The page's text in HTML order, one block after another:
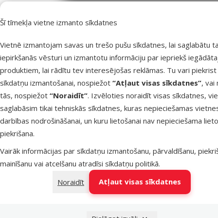
Šī tīmekļa vietne izmanto sīkdatnes
Vietnē izmantojam savas un trešo pušu sīkdatnes, lai saglabātu
iepirkšanās vēsturi un izmantotu informāciju par iepriekš
produktiem, lai rādītu tev interesējošas reklāmas. Tu vari piekrist
sīkdatņu izmantošanai, nospiežot “Atļaut visas sīkdatnes”, vai
tās, nospiežot “Noraidīt”. Izvēloties noraidīt visas sīkdatnes,
saglabāsim tikai tehniskās sīkdatnes, kuras nepieciešamas
darbības nodrošināšanai, un kuru lietošanai nav nepieciešama
piekrišana.
Vairāk informācijas par sīkdatņu izmantošanu, pārvaldīšanu,
mainīšanu vai atcelšanu atradīsi sīkdatņu politikā.
Noraidīt
Atļaut visas sīkdatnes
Diametrs
Zīmols
AFP
Numurs katalogā
45319
EAN
847922039059
Izdevīgi 🛍️